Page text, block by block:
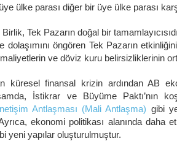
ülke parası diğer bir üye ülke parası
Tek Pazarın doğal bir
öngören Tek Pazarın
maliyetlerin ve döviz kuru belirsizliklerinin
küresel finansal krizin ardından AB
İstikrar ve Büyüme Paktı’nın
Antlaşması (Mali Antlaşma) gibi
ekonomi politikası alanında
yeni yapılar oluşturulmuştur.